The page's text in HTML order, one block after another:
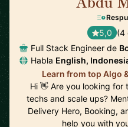
5,0 (4
Full Stack Engineer de
Habla English,
Learn from top Algo
Hi 👋 Are you looking
techs and scale ups?
Delivery Hero, Booking,
help you with